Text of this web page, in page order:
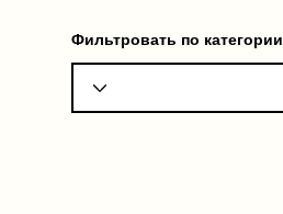
Фильтровать по категории